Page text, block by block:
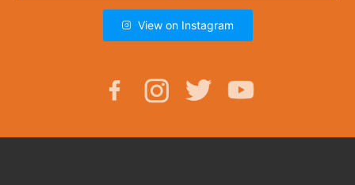
View on Instagram